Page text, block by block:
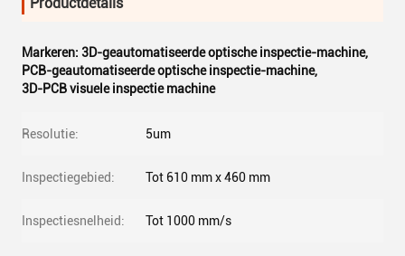
Markeren: 3D-geautomatiseerde optische inspectie-machine,
PCB-geautomatiseerde optische inspectie-machine,
3D-PCB visuele inspectie machine
Resolutie: 5um
Inspectiegebied: Tot 610 mm x 460 mm
Inspectiesnelheid: Tot 1000 mm/s